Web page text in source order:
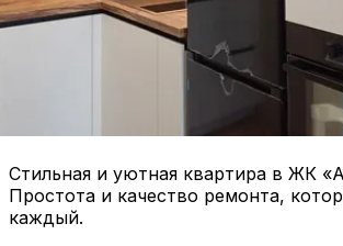
Стильная и уютная квартира в ЖК
Простота и качество ремонта,
каждый.